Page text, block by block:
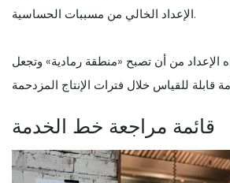
الإعداد الخالي من مسببات الحساسية.
الإعداد من أن تصبح «منطقة رمادية» وتجعل
قائمة مراجعة خط الخدمة